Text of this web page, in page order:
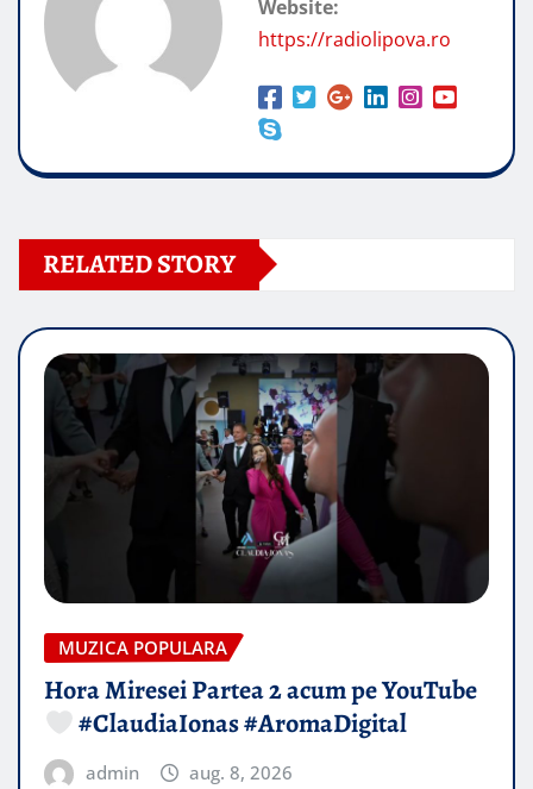
Website:
https://radiolipova.ro
RELATED STORY
MUZICA POPULARA
Hora Miresei Partea 2 acum pe YouTube
#ClaudiaIonas #AromaDigital
admin aug. 8, 2026